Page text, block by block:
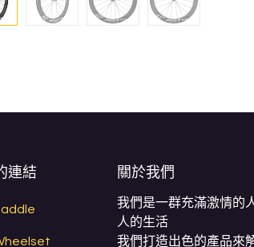
連結 關於我們
我們是一群充滿激情的
人的生活
我們打造出色的產品來